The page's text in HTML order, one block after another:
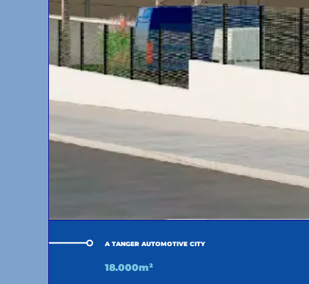
A TANGER AUTOMOTIVE CITY
18.000m²